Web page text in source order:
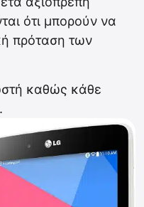
ότι μπορούν να
πρόταση των
καθώς κάθε